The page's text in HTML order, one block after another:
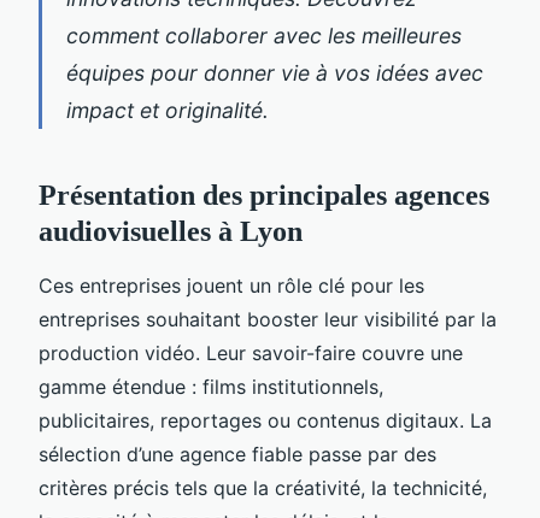
comment collaborer avec les meilleures
équipes pour donner vie à vos idées avec
impact et originalité.
Présentation des principales agences
audiovisuelles à Lyon
Ces entreprises jouent un rôle clé pour les
entreprises souhaitant booster leur visibilité par la
production vidéo. Leur savoir-faire couvre une
gamme étendue : films institutionnels,
publicitaires, reportages ou contenus digitaux. La
sélection d’une agence fiable passe par des
critères précis tels que la créativité, la technicité,